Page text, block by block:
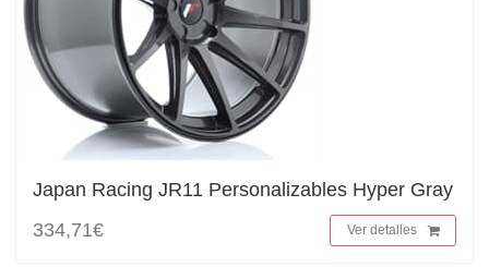
Japan Racing JR11 Personalizables Hyper Gray
334,71€
Ver detalles